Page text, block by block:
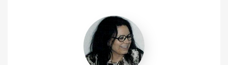
Oum
Kalthoum
Ben
Hassine